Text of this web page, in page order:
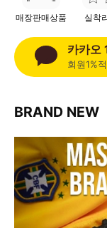
매장판매상품 실착
카카오
회원1%
BRAND NEW